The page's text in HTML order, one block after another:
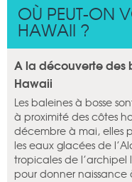
OÙ PEUT-ON
HAWAII ?
A la découverte des
Hawaii
Les baleines à bosse
à proximité des côtes
décembre à mai, elles
les eaux glacées de
tropicales de
pour donner naissance